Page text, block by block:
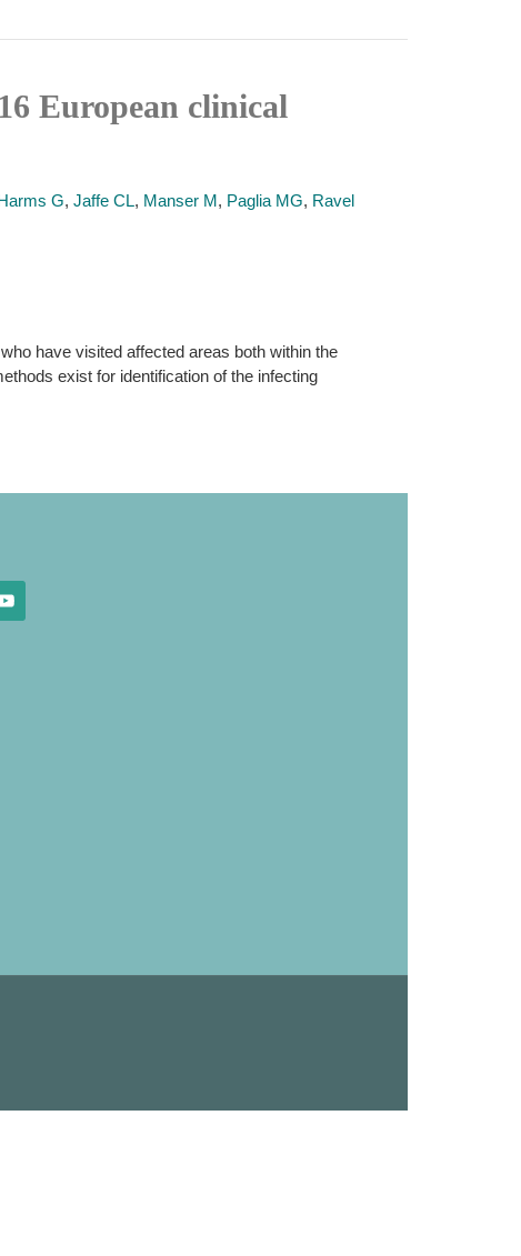
European clinical
G, Jaffe CL, Manser M, Paglia MG, Ravel
have visited affected areas both within the
exist for identification of the infecting